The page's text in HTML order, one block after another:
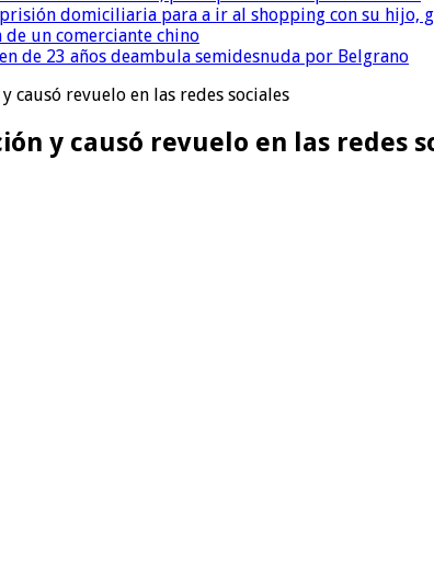
domiciliaria para a ir al shopping con su hijo,
un comerciante chino
de 23 años deambula semidesnuda por Belgrano
causó revuelo en las redes sociales
y causó revuelo en las redes